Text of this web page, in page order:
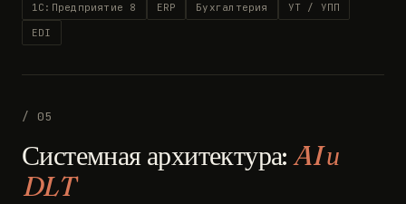
1С:Предприятие 8 ERP Бухгалтерия
УТ / УПП
EDI
/ 05
Системная архитектура:AI и
DLT